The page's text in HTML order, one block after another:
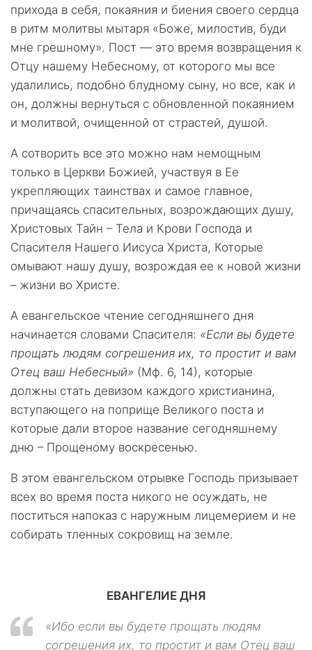
прихода в себя, покаяния и биения своего сердца
в ритм молитвы мытаря «Боже, милостив, буди
мне грешному». Пост — это время возвращения к
Отцу нашему Небесному, от которого мы все
удалились, подобно блудному сыну, но все, как и
он, должны вернуться с обновленной покаянием
и молитвой, очищенной от страстей, душой.
А сотворить все это можно нам немощным
только в Церкви Божией, участвуя в Ее
укрепляющих таинствах и самое главное,
причащаясь спасительных, возрождающих душу,
Христовых Тайн – Тела и Крови Господа и
Спасителя Нашего Иисуса Христа, Которые
омывают нашу душу, возрождая ее к новой жизни
– жизни во Христе.
А евангельское чтение сегодняшнего дня
начинается словами Спасителя: «Если вы будете
прощать людям согрешения их, то простит и вам
Отец ваш Небесный» (Мф. 6, 14), которые
должны стать девизом каждого христианина,
вступающего на поприще Великого поста и
которые дали второе название сегодняшнему
дню – Прощеному воскресенью.
В этом евангельском отрывке Господь призывает
всех во время поста никого не осуждать, не
поститься напоказ с наружным лицемерием и не
собирать тленных сокровищ на земле.
ЕВАНГЕЛИЕ ДНЯ
«Ибо если вы будете прощать людям
согрешения их, то простит и вам Отец ваш